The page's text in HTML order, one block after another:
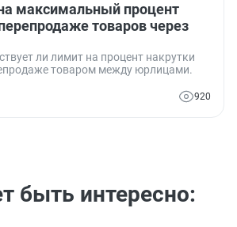
максимальный процент
товаров через
ли лимит на процент накрутки
товаром между юрлицами.
920
быть интересно: